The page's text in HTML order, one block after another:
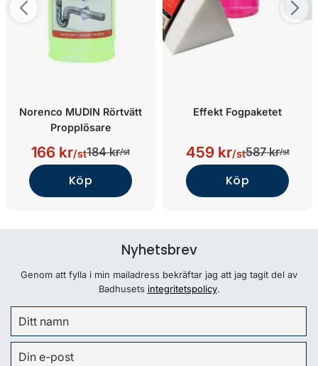
Norenco MUDIN Rörtvätt
Propplösare
166 kr/st184 kr/st
Köp
Effekt Fogpaketet
459 kr/st587 kr/st
Köp
Nyhetsbrev
Genom att fylla i min mailadress bekräftar jag att jag tagit del av
Badhusets integritetspolicy.